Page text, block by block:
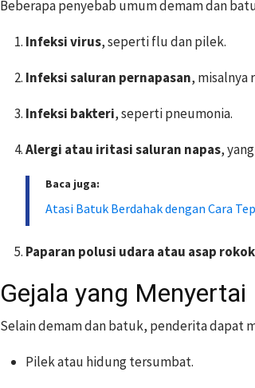
Beberapa penyebab umum demam dan
Infeksi virus, seperti flu dan pilek.
Infeksi saluran pernapasan, misalnya
Infeksi bakteri, seperti pneumonia.
Alergi atau iritasi saluran napas,
Baca juga:
Atasi Batuk Berdahak dengan Cara
Paparan polusi udara atau asap rokok
Gejala yang Menyertai
Selain demam dan batuk, penderita dapat
Pilek atau hidung tersumbat.